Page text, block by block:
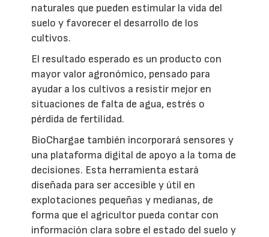
naturales que pueden estimular la vida del
suelo y favorecer el desarrollo de los
cultivos.
El resultado esperado es un producto con
mayor valor agronómico, pensado para
ayudar a los cultivos a resistir mejor en
situaciones de falta de agua, estrés o
pérdida de fertilidad.
BioChargae también incorporará sensores y
una plataforma digital de apoyo a la toma de
decisiones. Esta herramienta estará
diseñada para ser accesible y útil en
explotaciones pequeñas y medianas, de
forma que el agricultor pueda contar con
información clara sobre el estado del suelo y